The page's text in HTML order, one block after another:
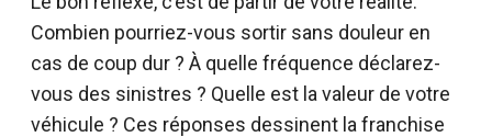
Combien pourriez-vous sortir sans douleur en
cas de coup dur ? À quelle fréquence déclarez-
vous des sinistres ? Quelle est la valeur de votre
véhicule ? Ces réponses dessinent la franchise